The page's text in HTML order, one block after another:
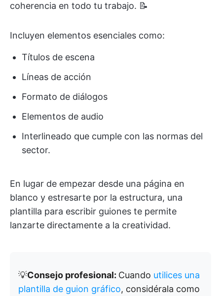
coherencia en todo tu trabajo. 📝
Incluyen elementos esenciales como:
Títulos de escena
Líneas de acción
Formato de diálogos
Elementos de audio
Interlineado que cumple con las normas del
sector.
En lugar de empezar desde una página en
blanco y estresarte por la estructura, una
plantilla para escribir guiones te permite
lanzarte directamente a la creatividad.
💡Consejo profesional: Cuando utilices una
plantilla de guion gráfico, considérala como